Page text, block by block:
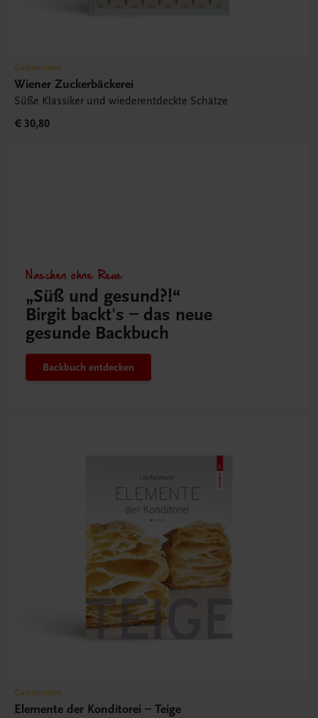
Gastronomie
Wiener Zuckerbäckerei
Süße Klassiker und wiederentdeckte Schätze
€ 30,80
Naschen ohne Reue
„Süß und gesund?!“
Birgit backt's – das neue
gesunde Backbuch
Backbuch entdecken
Gastronomie
Elemente der Konditorei – Teige